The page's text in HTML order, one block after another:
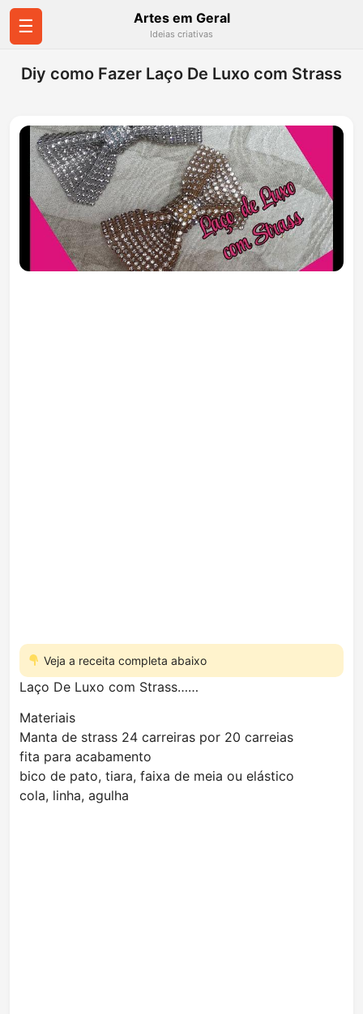
☰ Artes em Geral
Ideias criativas
Diy como Fazer Laço De Luxo com Strass
Veja a receita completa abaixo
Laço De Luxo com Strass……
Materiais
Manta de strass 24 carreiras por 20 carreias
fita para acabamento
bico de pato, tiara, faixa de meia ou elástico
cola, linha, agulha